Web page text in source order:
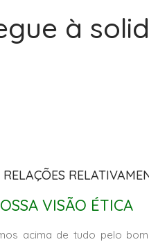
à
VISÃO ÉTICA
acima de tudo pelo